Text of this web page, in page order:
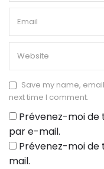
Save my name,
next time I comment.
Prévenez-moi de
par e-mail.
Prévenez-moi de
mail.